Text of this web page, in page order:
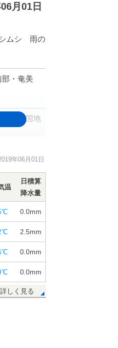
月01日
ムシ 雨の
部・奄美
か 中国地
本唯一の
わかりや
波の心配な
れ 2日は
年06月01日
温
日積算
降水量
0.0mm
2.5mm
0.0mm
0.0mm
詳しく見る